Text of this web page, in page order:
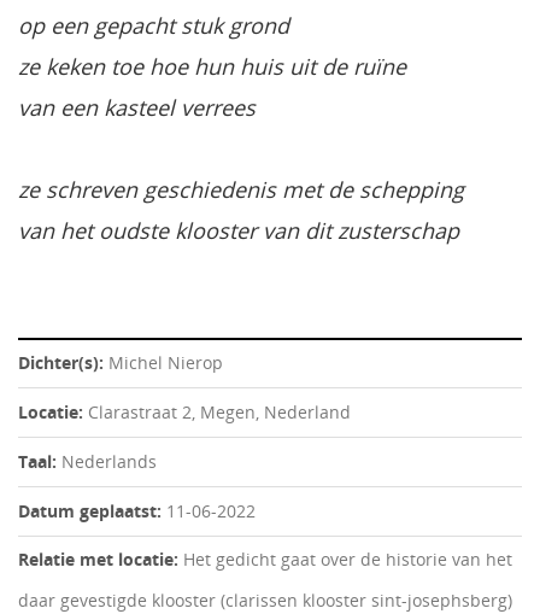
op een gepacht stuk grond
ze keken toe hoe hun huis uit de ruïne
van een kasteel verrees
ze schreven geschiedenis met de schepping
van het oudste klooster van dit zusterschap
Dichter(s): Michel Nierop
Locatie: Clarastraat 2, Megen, Nederland
Taal: Nederlands
Datum geplaatst: 11-06-2022
Relatie met locatie: Het gedicht gaat over de historie van het
daar gevestigde klooster (clarissen klooster sint-josephsberg)